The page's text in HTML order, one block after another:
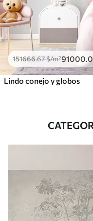
151666.67$/m²91000
Lindo conejo y globos